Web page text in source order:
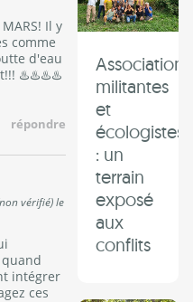
Associations
militantes
et
écologistes
: un
terrain
exposé
aux
conflits
Il y
comme
d'eau
♨️♨️♨️♨️
répondre
vérifié)le
intégrer
ces